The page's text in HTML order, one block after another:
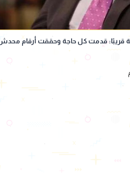
قريبًا: قدمت كل حاجة وحققت أرقام